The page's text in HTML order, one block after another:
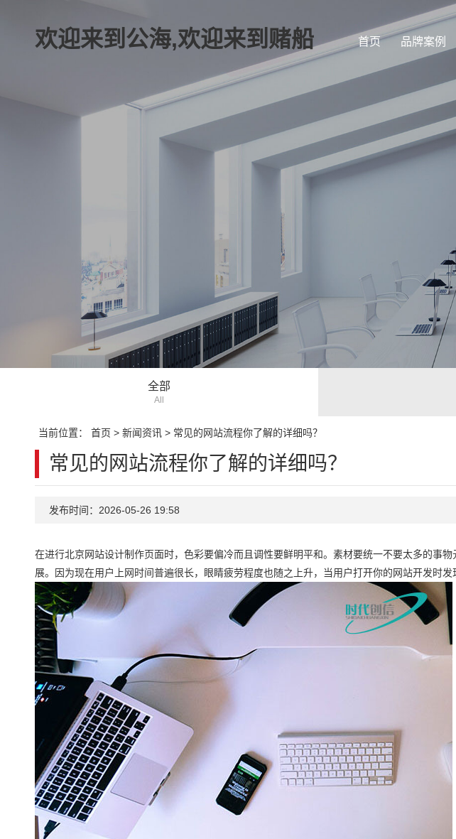
欢迎来到公海,欢迎来到赌船 首页 品牌案例
全部
All
当前位置： 首页 > 新闻资讯> 常见的网站流程你了解的详细吗？
常见的网站流程你了解的详细吗？
发布时间：2026-05-26 19:58
在进行北京网站设计制作页面时，色彩要偏冷而且调性要鲜明平和。素材要统一不要太多的事
展。因为现在用户上网时间普遍很长，眼睛疲劳程度也随之上升，当用户打开你的网站开发时发